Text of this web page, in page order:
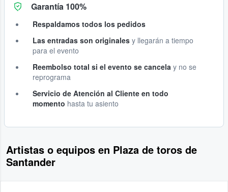
Garantía 100%
Respaldamos todos los pedidos
Las entradas son originales y llegarán a tiempo
para el evento
Reembolso total si el evento se cancela y no se
reprograma
Servicio de Atención al Cliente en todo
momento hasta tu asiento
Artistas o equipos en Plaza de toros de
Santander